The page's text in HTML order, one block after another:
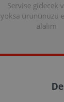
Servise gidecek
yoksa ürününüzü
alalım